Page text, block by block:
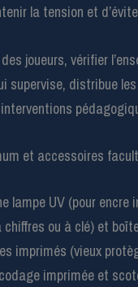
la tension et
joueurs, vérifier
supervise, distribue
et accessoires
lampe UV (pour encre
chiffres ou à clé) et
imprimés (vieux
imprimée et